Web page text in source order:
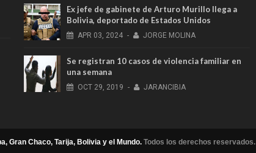
Ex jefe de gabinete de Arturo Murillo llega a
Bolivia, deportado de Estados Unidos
APR 03, 2024 - JORGE MOLINA
Se registran 10 casos de violencia familiar en
una semana
OCT 29, 2019 - JARANCIBIA
Gran Chaco, Tarija, Bolivia y el Mundo. Todos los derechos reservados.